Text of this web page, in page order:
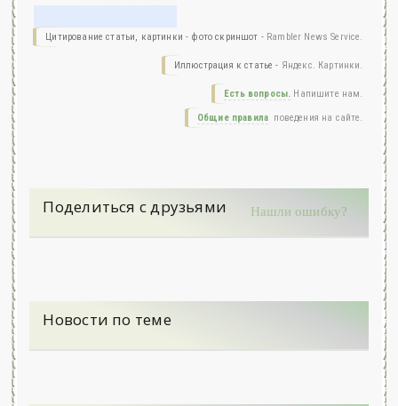
Цитирование статьи, картинки - фото скриншот - Rambler News Service.
Иллюстрация к статье - Яндекс. Картинки.
Есть вопросы. Напишите нам.
Общие правила поведения на сайте.
Поделиться с друзьями Нашли ошибку?
Новости по теме